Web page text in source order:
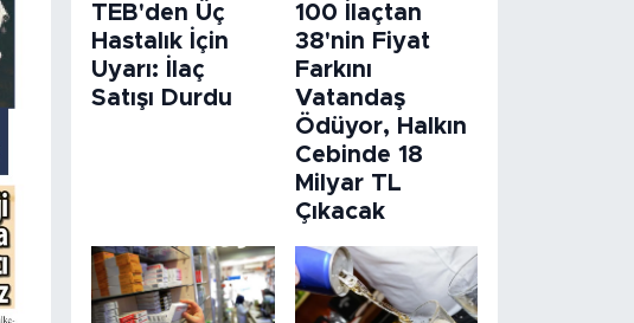
TEB'den Üç
Hastalık İçin
Uyarı: İlaç
Satışı Durdu
100 İlaçtan
38'nin Fiyat
Farkını
Vatandaş
Ödüyor, Halkın
Cebinde 18
Milyar TL
Çıkacak